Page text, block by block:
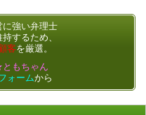
強い弁理士
するため、
客を厳選。
もちゃん
ォームから